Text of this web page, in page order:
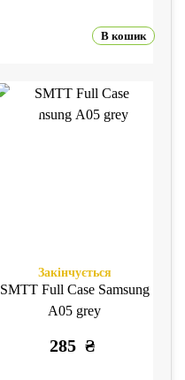
В кошик
Закінчується
SMTT Full Case Samsung
A05 grey
285 ₴